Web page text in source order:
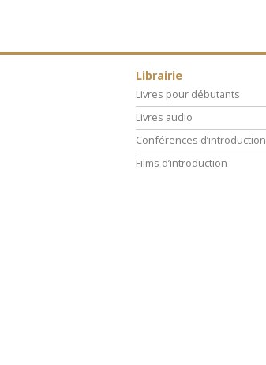
Librairie
Livres pour débutants
Livres audio
Conférences d’introduction
Films d’introduction